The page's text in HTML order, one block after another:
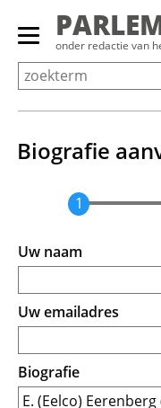
Overslaan
Primair
menu
tonen/verbergen
onder redactie van
Biografie
Uw naam
Uw emailadres
Biografie